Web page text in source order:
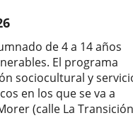
de 4 a 14 años
El programa
sociocultural y
en los que se va a
(calle La